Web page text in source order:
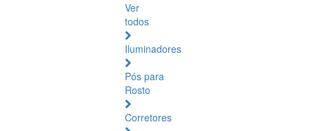
Ver
todos
Iluminadores
Pós para
Rosto
Corretores